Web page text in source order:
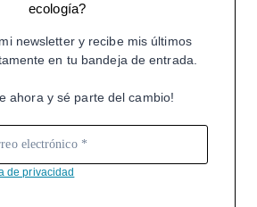
ecología?
newsletter y recibe mis últimos
en tu bandeja de entrada.
ahora y sé parte del cambio!
de privacidad